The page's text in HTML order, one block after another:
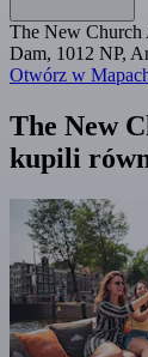
The New Church
Dam, 1012 NP,
Otwórz w
The New
kupili